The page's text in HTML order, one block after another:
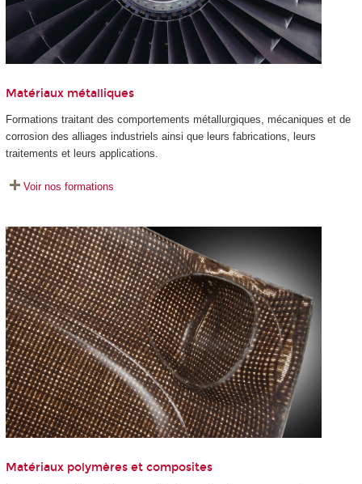
Matériaux métalliques
Formations traitant des comportements métallurgiques, mécaniques et de
corrosion des alliages industriels ainsi que leurs fabrications, leurs
traitements et leurs applications.
Voir nos formations
Matériaux polymères et composites